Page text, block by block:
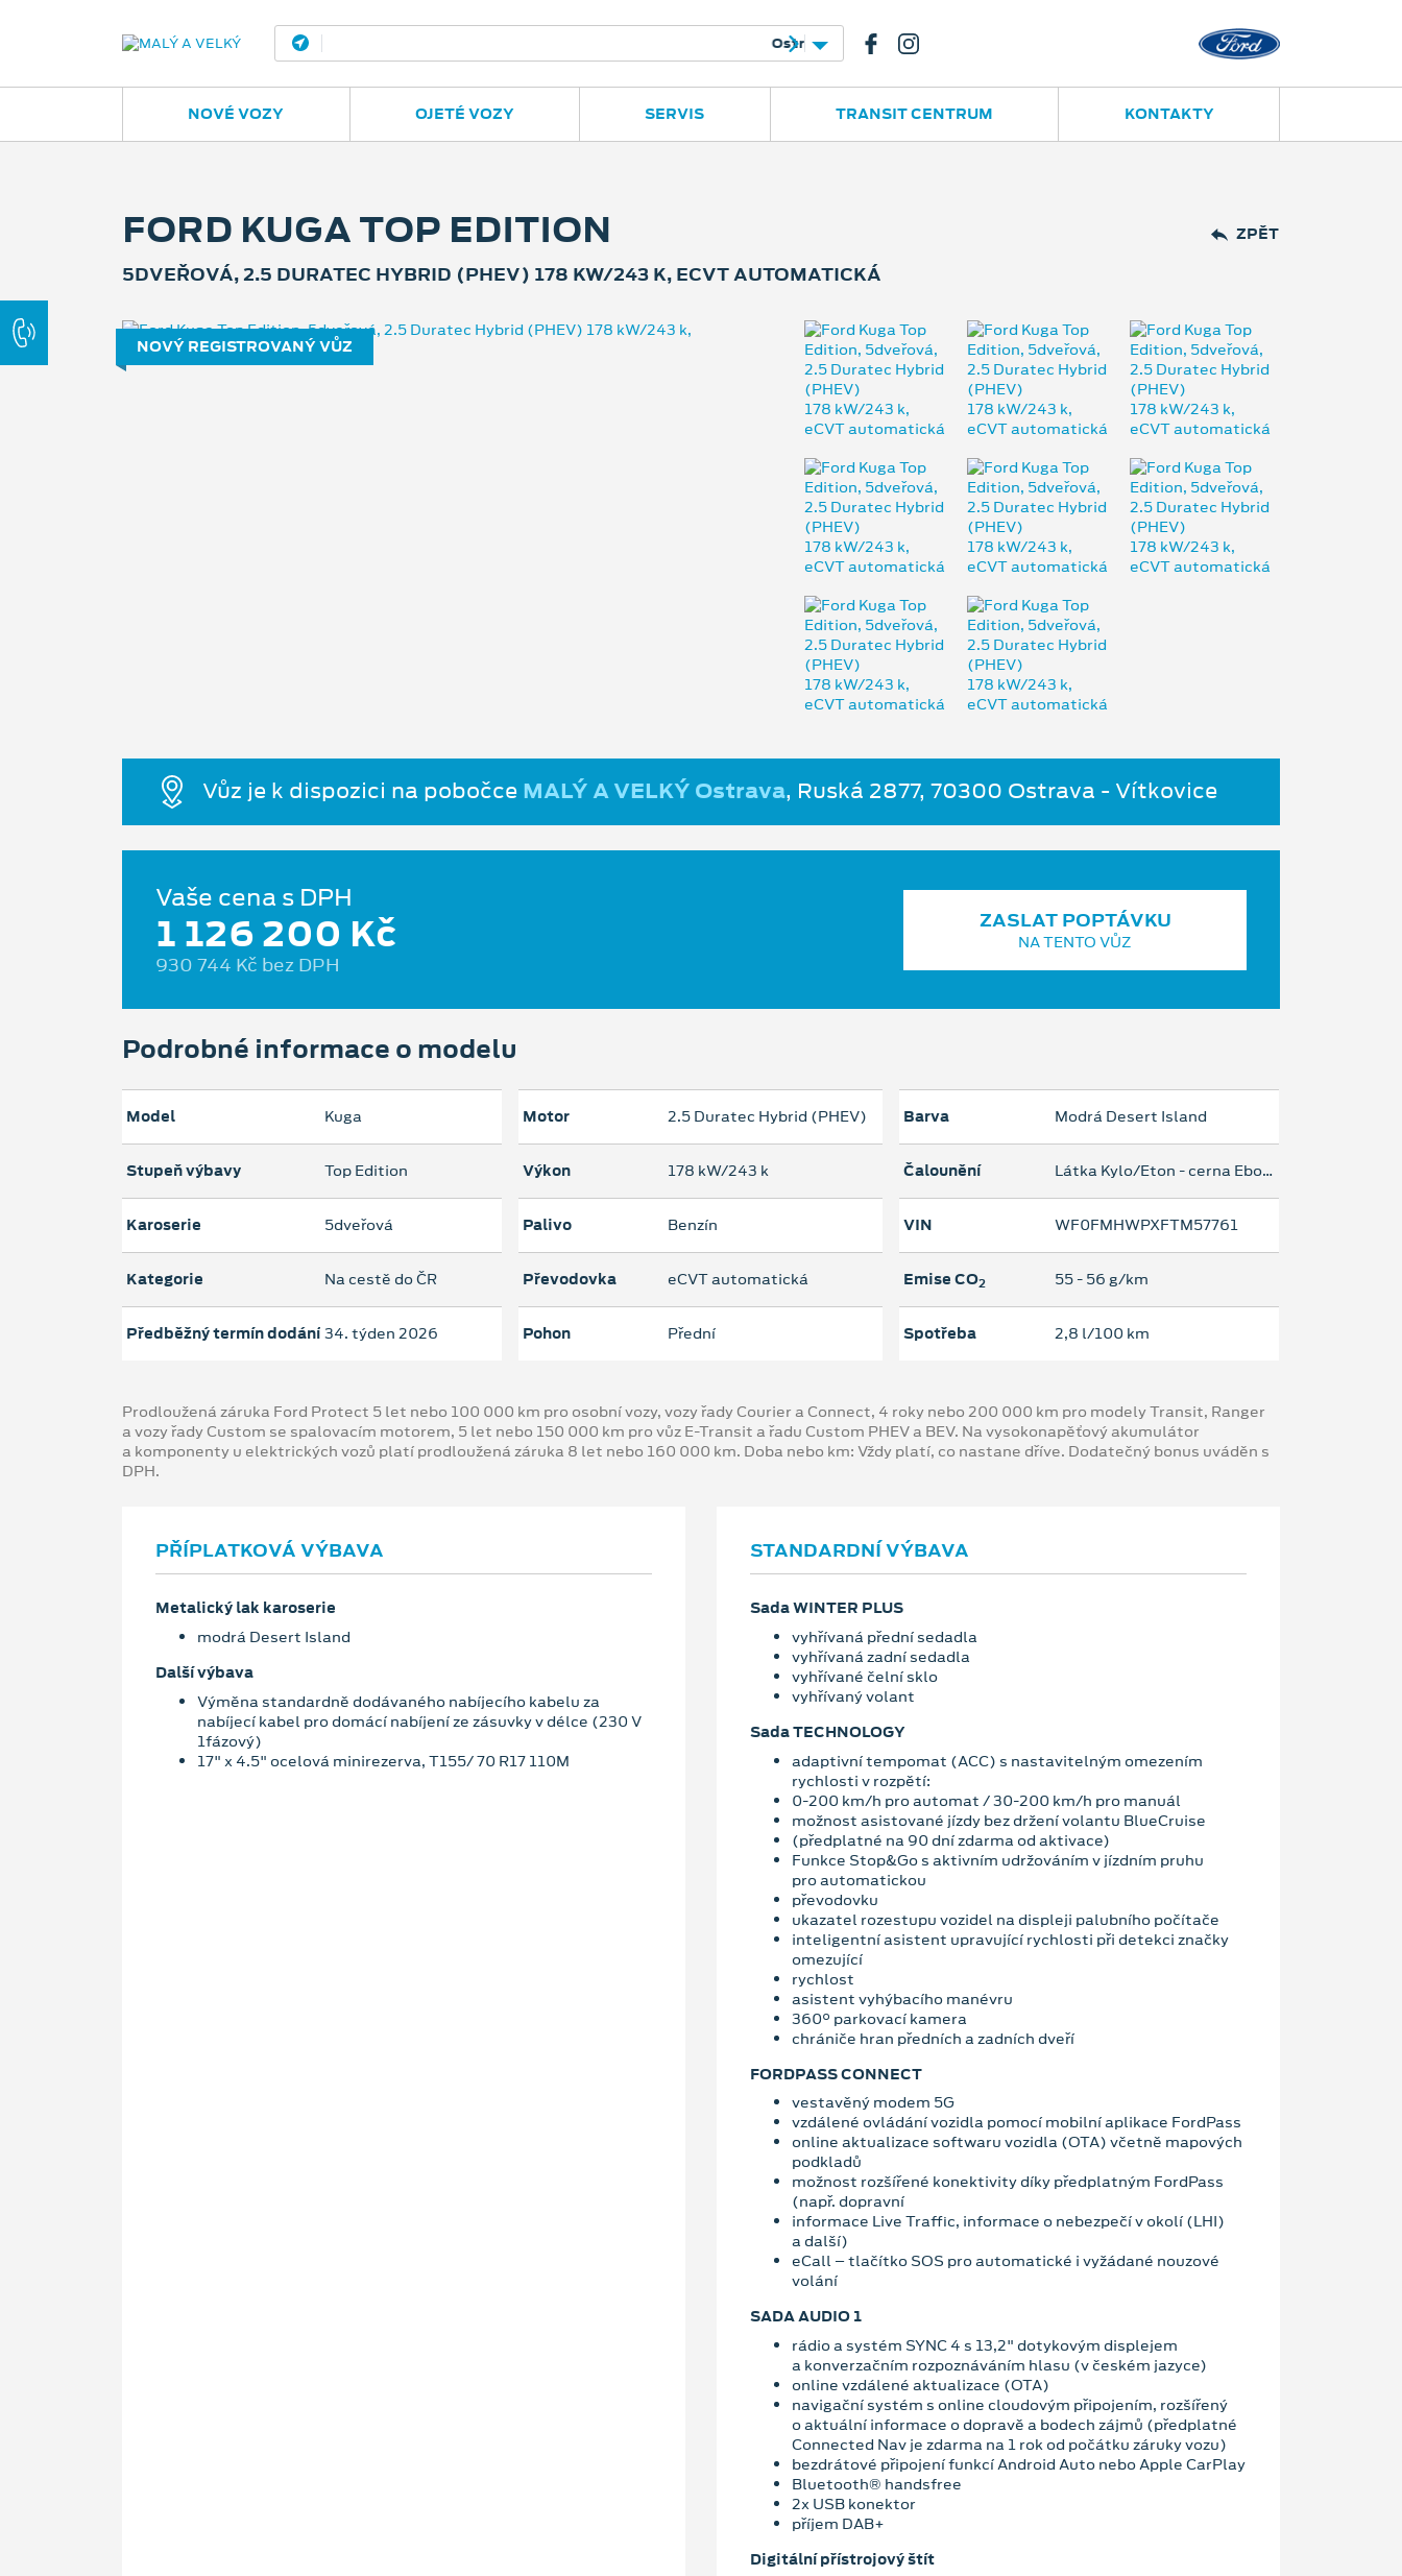
Opava
NOVÉ VOZY OJETÉ VOZY SERVIS TRANSIT CENTRUM KONTAKTY
ZPĚT
FORD KUGA TOP EDITION
5DVEŘOVÁ, 2.5 DURATEC HYBRID (PHEV) 178 KW/243 K, ECVT AUTOMATICKÁ
NOVÝ REGISTROVANÝ VŮZ
Vůz je k dispozici na pobočce MALÝ A VELKÝ Ostrava, Ruská 2877, 70300 Ostrava - Vítkovice
Vaše cena s DPH
1 126 200 Kč
930 744 Kč bez DPH
ZASLAT POPTÁVKU
NA TENTO VŮZ
Podrobné informace o modelu
Model Kuga
Stupeň výbavy Top Edition
Karoserie 5dveřová
Kategorie Na cestě do ČR
Předběžný termín dodání 34. týden 2026
Motor 2.5 Duratec Hybrid (PHEV)
Výkon 178 kW/243 k
Palivo Benzín
Převodovka eCVT automatická
Pohon Přední
Barva Modrá Desert Island
Čalounění Látka Kylo/Eton - cerna Ebony
VIN WF0FMHWPXFTM57761
Emise CO2 55 ‐ 56 g/km
Spotřeba 2,8 l/100 km
Prodloužená záruka Ford Protect 5 let nebo 100 000 km pro osobní vozy, vozy řady Courier a Connect, 4 roky nebo 200 000 km pro modely Transit, Ranger
a vozy řady Custom se spalovacím motorem, 5 let nebo 150 000 km pro vůz E-Transit a řadu Custom PHEV a BEV. Na vysokonapěťový akumulátor
a komponenty u elektrických vozů platí prodloužená záruka 8 let nebo 160 000 km. Doba nebo km: Vždy platí, co nastane dříve. Dodatečný bonus uváděn s
DPH.
PŘÍPLATKOVÁ VÝBAVA
Metalický lak karoserie
modrá Desert Island
Další výbava
Výměna standardně dodávaného nabíjecího kabelu za
nabíjecí kabel pro domácí nabíjení ze zásuvky v délce (230 V
1fázový)
17" x 4.5" ocelová minirezerva, T155/ 70 R17 110M
STANDARDNÍ VÝBAVA
Sada WINTER PLUS
vyhřívaná přední sedadla
vyhřívaná zadní sedadla
vyhřívané čelní sklo
vyhřívaný volant
Sada TECHNOLOGY
adaptivní tempomat (ACC) s nastavitelným omezením
rychlosti v rozpětí:
0-200 km/h pro automat / 30-200 km/h pro manuál
možnost asistované jízdy bez držení volantu BlueCruise
(předplatné na 90 dní zdarma od aktivace)
Funkce Stop&Go s aktivním udržováním v jízdním pruhu
pro automatickou
převodovku
ukazatel rozestupu vozidel na displeji palubního počítače
inteligentní asistent upravující rychlosti při detekci značky
omezující
rychlost
asistent vyhýbacího manévru
360° parkovací kamera
chrániče hran předních a zadních dveří
FORDPASS CONNECT
vestavěný modem 5G
vzdálené ovládání vozidla pomocí mobilní aplikace FordPass
online aktualizace softwaru vozidla (OTA) včetně mapových
podkladů
možnost rozšířené konektivity díky předplatným FordPass
(např. dopravní
informace Live Traffic, informace o nebezpečí v okolí (LHI)
a další)
eCall – tlačítko SOS pro automatické i vyžádané nouzové
volání
SADA AUDIO 1
rádio a systém SYNC 4 s 13,2" dotykovým displejem
a konverzačním rozpoznáváním hlasu (v českém jazyce)
online vzdálené aktualizace (OTA)
navigační systém s online cloudovým připojením, rozšířený
o aktuální informace o dopravě a bodech zájmů (předplatné
Connected Nav je zdarma na 1 rok od počátku záruky vozu)
bezdrátové připojení funkcí Android Auto nebo Apple CarPlay
Bluetooth® handsfree
2x USB konektor
příjem DAB+
Digitální přístrojový štít